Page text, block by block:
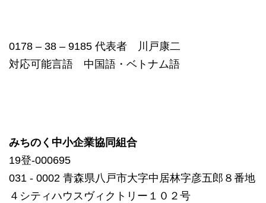
0178 – 38 – 9185 代表者 川戸康二
対応可能言語 中国語・ベトナム語
みちのく中小企業協同組合
19登-000695
031 ‐ 0002 青森県八戸市大字中居林字彦五郎８番地
４シティハウスヴィクトリー１０２号